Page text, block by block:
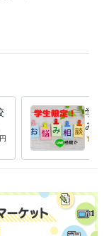
た方が、いろいろ
、食事中、入浴中な
経験年数 : 1年
円
学校
み
学
もき